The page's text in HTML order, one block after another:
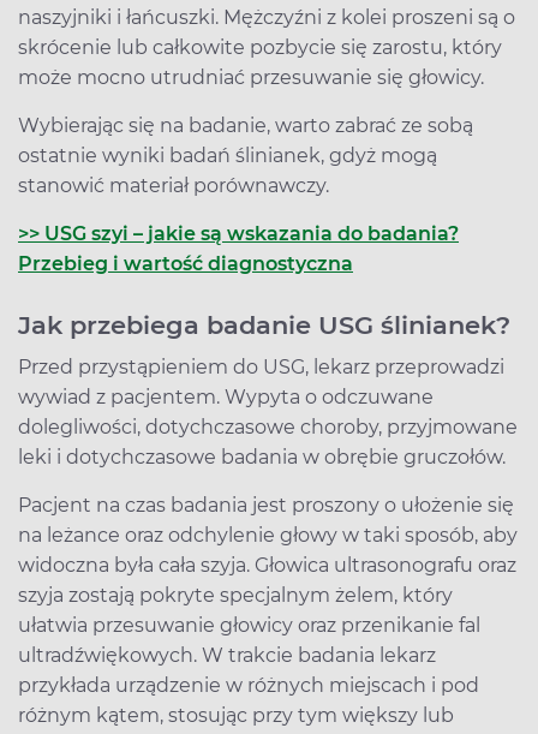
naszyjniki i łańcuszki. Mężczyźni z kolei proszeni są o
skrócenie lub całkowite pozbycie się zarostu, który
może mocno utrudniać przesuwanie się głowicy.
Wybierając się na badanie, warto zabrać ze sobą
ostatnie wyniki badań ślinianek, gdyż mogą
stanowić materiał porównawczy.
>> USG szyi – jakie są wskazania do badania?
Przebieg i wartość diagnostyczna
Jak przebiega badanie USG ślinianek?
Przed przystąpieniem do USG, lekarz przeprowadzi
wywiad z pacjentem. Wypyta o odczuwane
dolegliwości, dotychczasowe choroby, przyjmowane
leki i dotychczasowe badania w obrębie gruczołów.
Pacjent na czas badania jest proszony o ułożenie się
na leżance oraz odchylenie głowy w taki sposób, aby
widoczna była cała szyja. Głowica ultrasonografu oraz
szyja zostają pokryte specjalnym żelem, który
ułatwia przesuwanie głowicy oraz przenikanie fal
ultradźwiękowych. W trakcie badania lekarz
przykłada urządzenie w różnych miejscach i pod
różnym kątem, stosując przy tym większy lub